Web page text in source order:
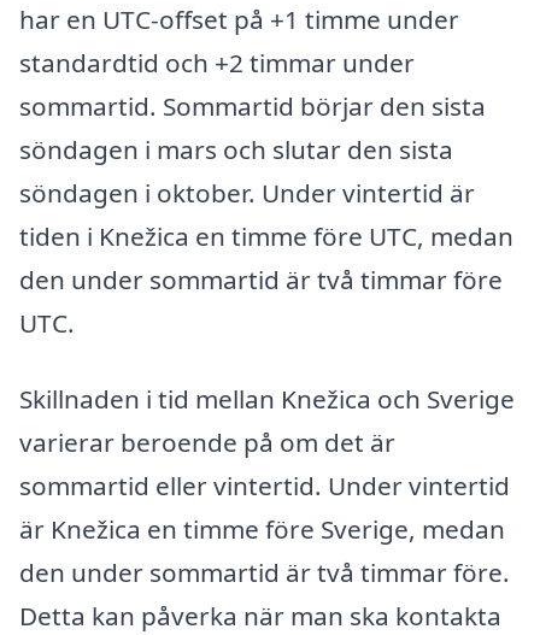
har en UTC-offset på +1 timme under
standardtid och +2 timmar under
sommartid. Sommartid börjar den sista
söndagen i mars och slutar den sista
söndagen i oktober. Under vintertid är
tiden i Knežica en timme före UTC, medan
den under sommartid är två timmar före
UTC.
Skillnaden i tid mellan Knežica och Sverige
varierar beroende på om det är
sommartid eller vintertid. Under vintertid
är Knežica en timme före Sverige, medan
den under sommartid är två timmar före.
Detta kan påverka när man ska kontakta